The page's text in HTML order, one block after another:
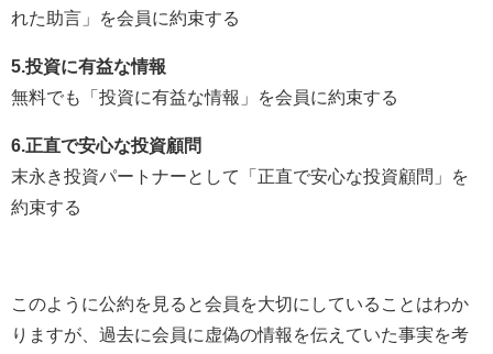
れた助言」を会員に約束する
5.投資に有益な情報
無料でも「投資に有益な情報」を会員に約束する
6.正直で安心な投資顧問
末永き投資パートナーとして「正直で安心な投資顧問」を
約束する
このように公約を見ると会員を大切にしていることはわか
りますが、過去に会員に虚偽の情報を伝えていた事実を考